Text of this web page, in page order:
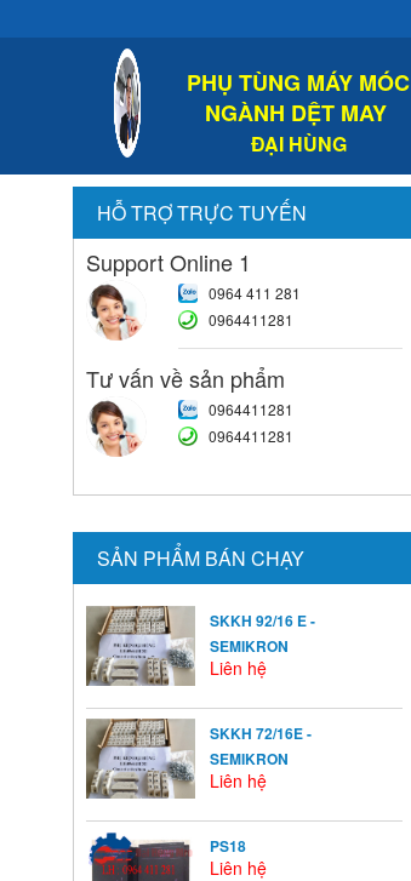
PHỤ TÙNG MÁY MÓC
NGÀNH DỆT MAY
ĐẠI HÙNG
HỖ TRỢ TRỰC TUYẾN
Support Online 1
0964 411 281
0964411281
Tư vấn về sản phẩm
0964411281
0964411281
SẢN PHẨM BÁN CHẠY
SKKH 92/16 E -
SEMIKRON
Liên hệ
SKKH 72/16E -
SEMIKRON
Liên hệ
PS18
Liên hệ